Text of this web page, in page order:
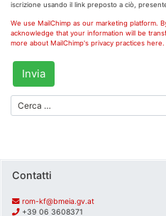
iscrizione usando il link preposto a ciò,
We use MailChimp as our marketing platform.
acknowledge that your information will be
more about MailChimp's privacy practices here.
Contatti
rom-kf@bmeia.gv.at
+39 06 3608371